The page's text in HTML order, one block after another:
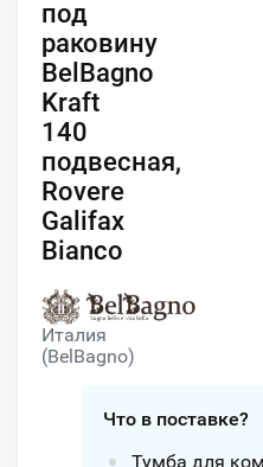
под
раковину
BelBagno
Kraft
140
подвесная,
Rovere
Galifax
Bianco
Италия
(BelBagno)
Что в поставке?
Тумба для